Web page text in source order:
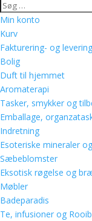
Min konto
Kurv
Fakturering- og
Bolig
Duft til hjemmet
Aromaterapi
Tasker, smykker og
Emballage,
Indretning
Esoteriske mineraler
Sæbeblomster
Eksotisk røgelse og
Møbler
Badeparadis
Te, infusioner og